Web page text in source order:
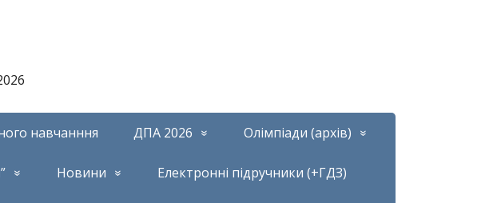
навчанння ДПА 2026 Олімпіади (архів)
Новини Електронні підручники (+ГДЗ)